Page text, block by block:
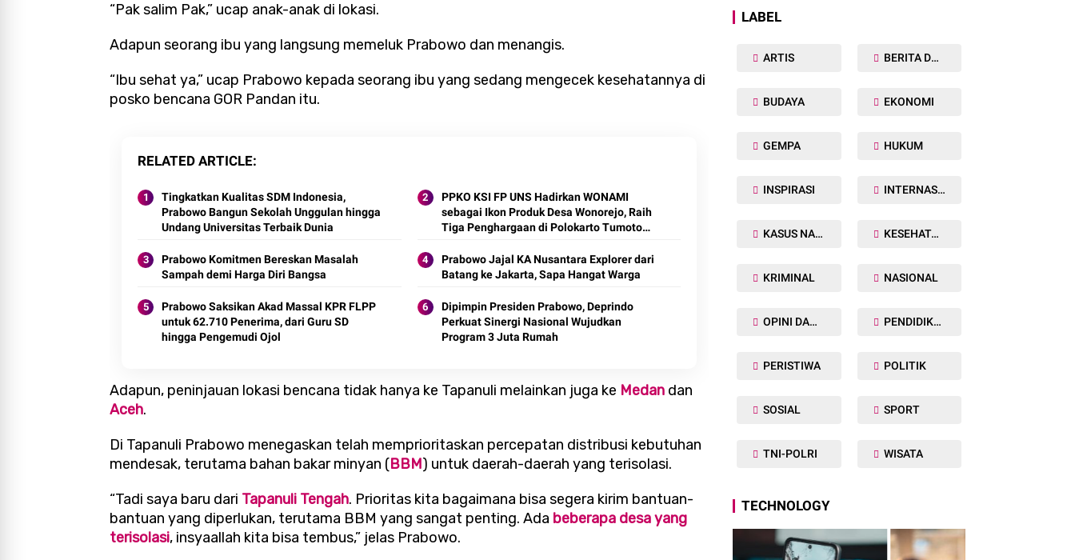
“Pak salim Pak,” ucap anak-anak di lokasi.
Adapun seorang ibu yang langsung memeluk Prabowo dan menangis.
“Ibu sehat ya,” ucap Prabowo kepada seorang ibu yang sedang mengecek kesehatannya di
posko bencana GOR Pandan itu.
RELATED ARTICLE
Tingkatkan Kualitas SDM Indonesia,
Prabowo Bangun Sekolah Unggulan hingga
Undang Universitas Terbaik Dunia
PPKO KSI FP UNS Hadirkan WONAMI
sebagai Ikon Produk Desa Wonorejo, Raih
Tiga Penghargaan di Polokarto Tumoto
Prabowo Komitmen Bereskan Masalah
Sampah demi Harga Diri Bangsa
Prabowo Jajal KA Nusantara Explorer dari
Batang ke Jakarta, Sapa Hangat Warga
Prabowo Saksikan Akad Massal KPR FLPP
untuk 62.710 Penerima, dari Guru SD
hingga Pengemudi Ojol
Dipimpin Presiden Prabowo, Deprindo
Perkuat Sinergi Nasional Wujudkan
Program 3 Juta Rumah
Adapun, peninjauan lokasi bencana tidak hanya ke Tapanuli melainkan juga ke Medan dan
Aceh.
Di Tapanuli Prabowo menegaskan telah memprioritaskan percepatan distribusi kebutuhan
mendesak, terutama bahan bakar minyan (BBM) untuk daerah-daerah yang terisolasi.
“Tadi saya baru dari Tapanuli Tengah. Prioritas kita bagaimana bisa segera kirim bantuan-
bantuan yang diperlukan, terutama BBM yang sangat penting. Ada beberapa desa yang
terisolasi, insyaallah kita bisa tembus,” jelas Prabowo.
LABEL
ARTIS BERITA DAERAH
BUDAYA EKONOMI
GEMPA HUKUM
INSPIRASI INTERNASIONAL
KASUS NARKOBA KESEHATAN TUBUH
KRIMINAL NASIONAL
OPINI DAN ARTIKEL PENDIDIKAN
PERISTIWA POLITIK
SOSIAL SPORT
TNI-POLRI WISATA
TECHNOLOGY